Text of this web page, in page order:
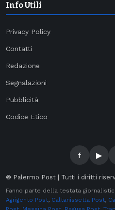
Info Utili
Privacy Policy
Contatti
Redazione
Segnalazioni
Pubblicità
Codice Etico
f ▶
© Palermo Post | Tutti i diritti
Fanno parte della testata
Agrigento Post, Caltanissetta Post,